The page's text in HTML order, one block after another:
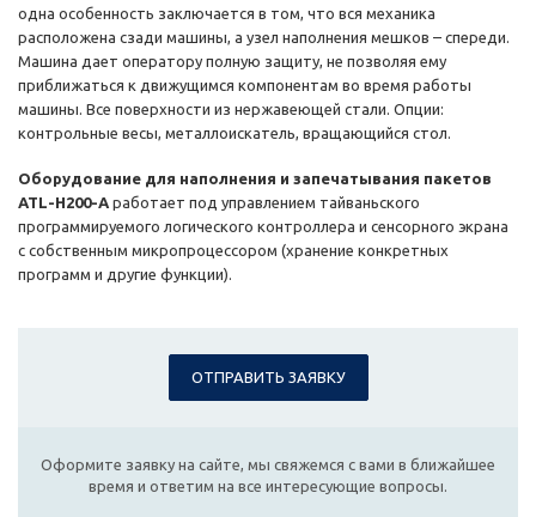
одна особенность заключается в том, что вся механика
расположена сзади машины, а узел наполнения мешков – спереди.
Машина дает оператору полную защиту, не позволяя ему
приближаться к движущимся компонентам во время работы
машины. Все поверхности из нержавеющей стали. Опции:
контрольные весы, металлоискатель, вращающийся стол.
Оборудование для наполнения и запечатывания пакетов
ATL-H200-A работает под управлением тайваньского
программируемого логического контроллера и сенсорного экрана
с собственным микропроцессором (хранение конкретных
программ и другие функции).
ОТПРАВИТЬ ЗАЯВКУ
Оформите заявку на сайте, мы свяжемся с вами в ближайшее
время и ответим на все интересующие вопросы.